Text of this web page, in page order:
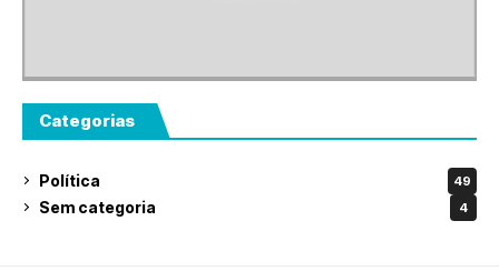
Categorias
Política 49
Sem categoria 4